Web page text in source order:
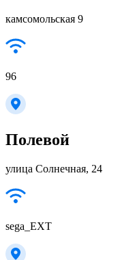
камсомольская 9
96
Полевой
улица Солнечная, 24
sega_EXT